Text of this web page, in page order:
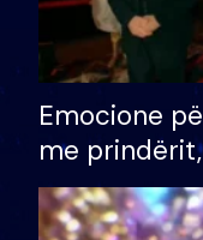
Emocione
me
divorci apo